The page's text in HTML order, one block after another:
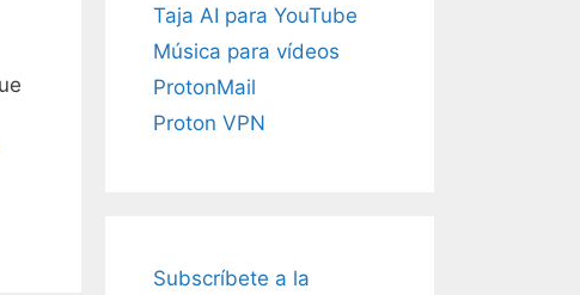
Taja AI para YouTube
Música para vídeos
ProtonMail
Proton VPN
Subscríbete a la